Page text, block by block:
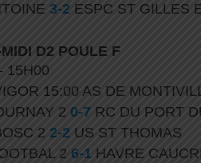
3-2 ESPC ST GILLES
D2 POULE F
15H00
15:00 AS DE
2 0-7 RC DU PORT
2 2-2 US ST THOMAS
2 6-1 HAVRE